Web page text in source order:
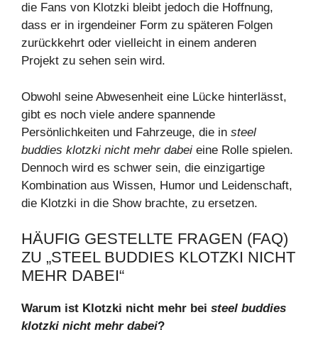
die Fans von Klotzki bleibt jedoch die Hoffnung,
dass er in irgendeiner Form zu späteren Folgen
zurückkehrt oder vielleicht in einem anderen
Projekt zu sehen sein wird.
Obwohl seine Abwesenheit eine Lücke hinterlässt,
gibt es noch viele andere spannende
Persönlichkeiten und Fahrzeuge, die in steel
buddies klotzki nicht mehr dabei eine Rolle spielen.
Dennoch wird es schwer sein, die einzigartige
Kombination aus Wissen, Humor und Leidenschaft,
die Klotzki in die Show brachte, zu ersetzen.
HÄUFIG GESTELLTE FRAGEN (FAQ)
ZU „STEEL BUDDIES KLOTZKI NICHT
MEHR DABEI“
Warum ist Klotzki nicht mehr bei steel buddies
klotzki nicht mehr dabei?